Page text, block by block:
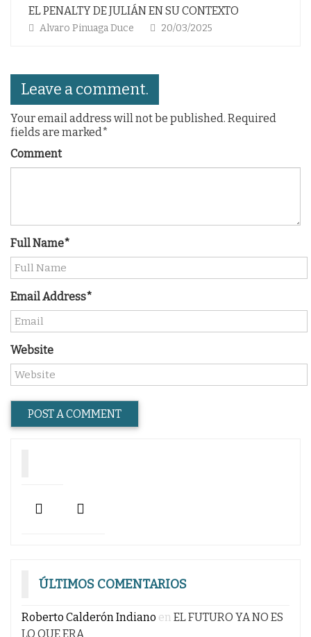
EL PENALTY DE JULIÁN EN SU CONTEXTO
Alvaro Pinuaga Duce 20/03/2025
Leave a comment.
Your email address will not be published. Required
fields are marked*
Comment
Full Name*
Email Address*
Website
ÚLTIMOS COMENTARIOS
Roberto Calderón Indiano en EL FUTURO YA NO ES
LO QUE ERA